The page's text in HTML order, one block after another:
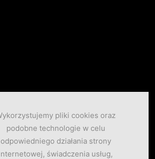
pliki cookies oraz
podobne technologie w celu
odpowiedniego działania strony
świadczenia usług,